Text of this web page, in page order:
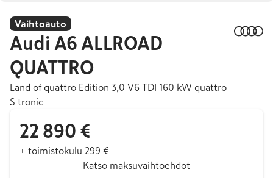
Vaihtoauto
Audi A6 ALLROAD
QUATTRO
Land of quattro Edition 3,0 V6 TDI 160 kW quattro
S tronic
22 890 €
+ toimistokulu 299 €
Katso maksuvaihtoehdot